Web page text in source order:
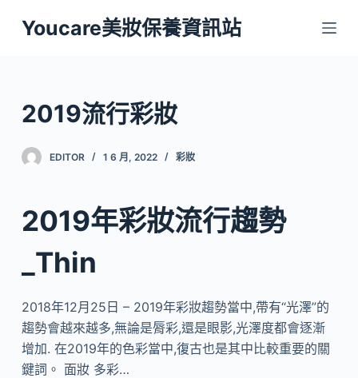
跳
至
內
容
Youcare美妝保養資訊站
2019流行彩妝
EDITOR 1 6 月, 2022 彩妝
2019年彩妝流行趨勢
_Thin
2018年12月25日 – 2019年彩妝趨勢當中,帶有“光澤”的
趨勢會越來越多,無論是脣彩,還是眼影,光澤度都會逐漸
增加. 在2019年的色彩當中,復古也是其中比較重要的關
鍵詞。 面妝 多彩…